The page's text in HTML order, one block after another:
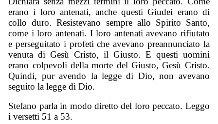
erano i loro antenati, anche questi Giudei erano di
collo duro. Resistevano sempre allo Spirito Santo,
come i loro antenati. I loro antenati avevano rifiutato
e perseguitato i profeti che avevano preannunciato la
venuta di Gesù Cristo, il Giusto. E questi uomini
erano colpevoli della morte del Giusto, Gesù Cristo.
Quindi, pur avendo la legge di Dio, non avevano
seguito la legge di Dio.
Stefano parla in modo diretto del loro peccato. Leggo
i versetti 51 a 53.